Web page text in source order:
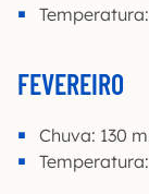
FEVEREIRO
Chuva: 130